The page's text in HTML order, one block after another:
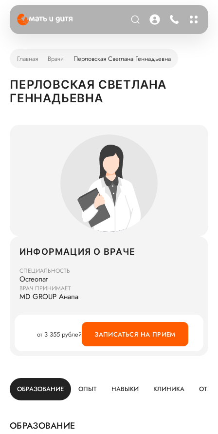
Главная Врачи Перловская Светлана Геннадьевна
ПЕРЛОВСКАЯ СВЕТЛАНА
ГЕННАДЬЕВНА
ИНФОРМАЦИЯ О ВРАЧЕ
СПЕЦИАЛЬНОСТЬ
Остеопат
ВРАЧ ПРИНИМАЕТ
MD GROUP Анапа
от 3 355 рублей ЗАПИСАТЬСЯ НА ПРИЕМ
ОБРАЗОВАНИЕ ОПЫТ НАВЫКИ КЛИНИКА
ОБРАЗОВАНИЕ